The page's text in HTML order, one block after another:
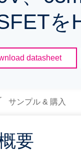
を
datasheet
サンプル & 購入
要